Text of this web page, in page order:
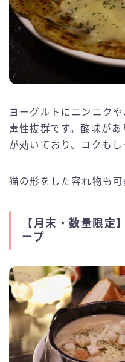
ヨーグルトにニンニク
毒性抜群です。酸味が
が効いており、コクもし
猫の形をした容れ物も可
【月末・数量限定
ープ